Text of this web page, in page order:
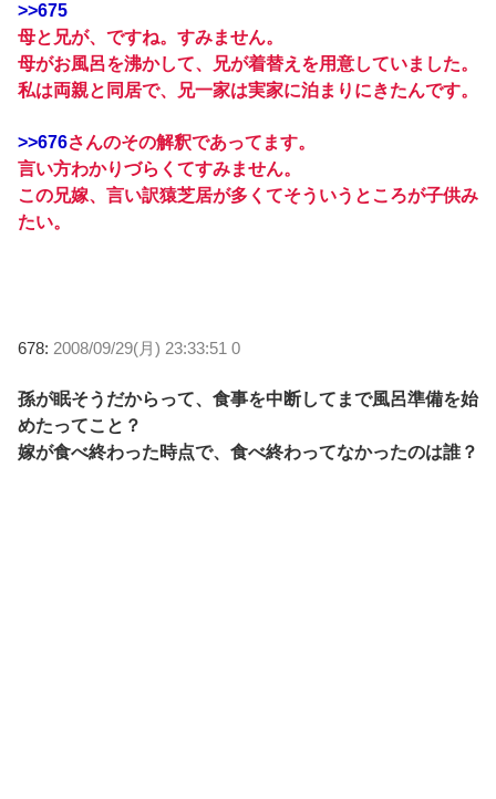
>>675
母と兄が、ですね。すみません。
母がお風呂を沸かして、兄が着替えを用意していました。
私は両親と同居で、兄一家は実家に泊まりにきたんです。
>>676さんのその解釈であってます。
言い方わかりづらくてすみません。
この兄嫁、言い訳猿芝居が多くてそういうところが子供み
たい。
678: 2008/09/29(月) 23:33:51 0
孫が眠そうだからって、食事を中断してまで風呂準備を始
めたってこと？
嫁が食べ終わった時点で、食べ終わってなかったのは誰？